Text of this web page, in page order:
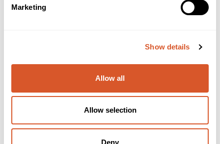
Marketing
Show details
Allow all
Allow selection
Deny